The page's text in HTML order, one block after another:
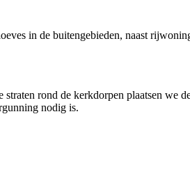
in de buitengebieden, naast
rond de kerkdorpen plaatsen
nodig is.